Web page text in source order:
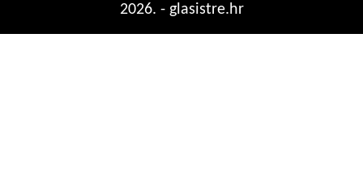
2026. - glasistre.hr